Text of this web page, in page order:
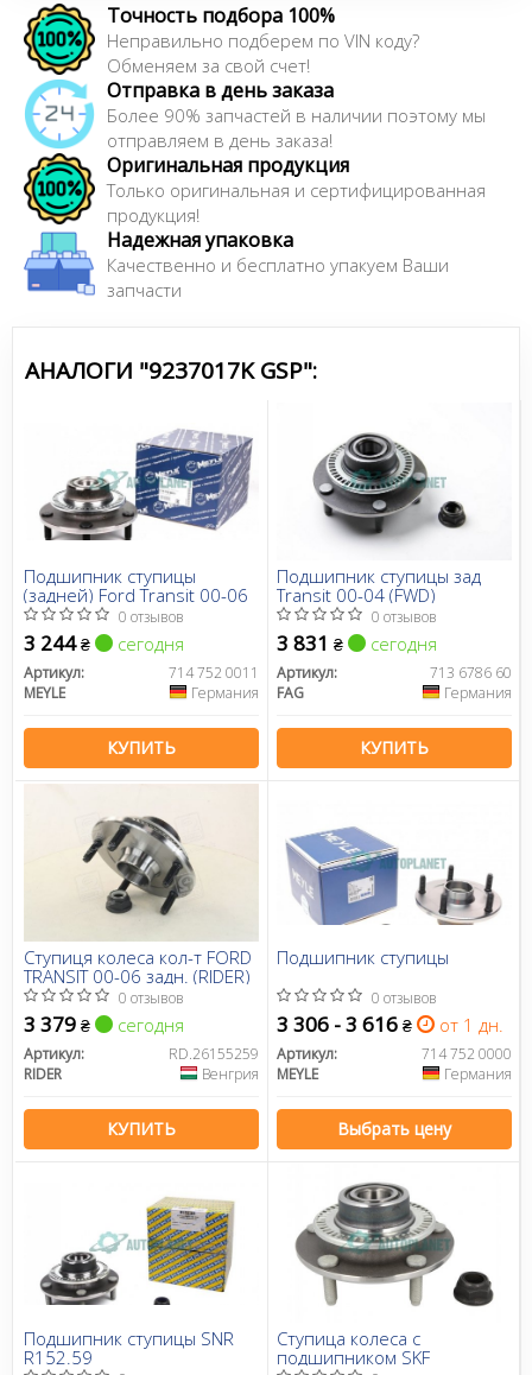
Точность подбора 100%
Неправильно подберем по VIN коду?
Обменяем за свой счет!
Отправка в день заказа
Более 90% запчастей в наличии поэтому мы
отправляем в день заказа!
Оригинальная продукция
Только оригинальная и сертифицированная
продукция!
Надежная упаковка
Качественно и бесплатно упакуем Ваши
запчасти
АНАЛОГИ "9237017K GSP":
Подшипник ступицы
(задней) Ford Transit 00-06
0 отзывов
3 244₴ сегодня
Артикул:
714 752 0011
MEYLE
Германия
КУПИТЬ
Подшипник ступицы зад
Transit 00-04 (FWD)
0 отзывов
3 831 ₴ сегодня
Артикул:
713 6786 60
FAG
Германия
КУПИТЬ
Ступиця колеса кол-т FORD
TRANSIT 00-06 задн. (RIDER)
0 отзывов
3 379 ₴ сегодня
Артикул:
RD.26155259
RIDER
Венгрия
КУПИТЬ
Подшипник ступицы
0 отзывов
3 306 - 3 616 ₴ от 1 дн.
Артикул:
714 752 0000
MEYLE
Германия
Выбрать цену
Подшипник ступицы SNR
R152.59
Ступица колеса с
подшипником SKF